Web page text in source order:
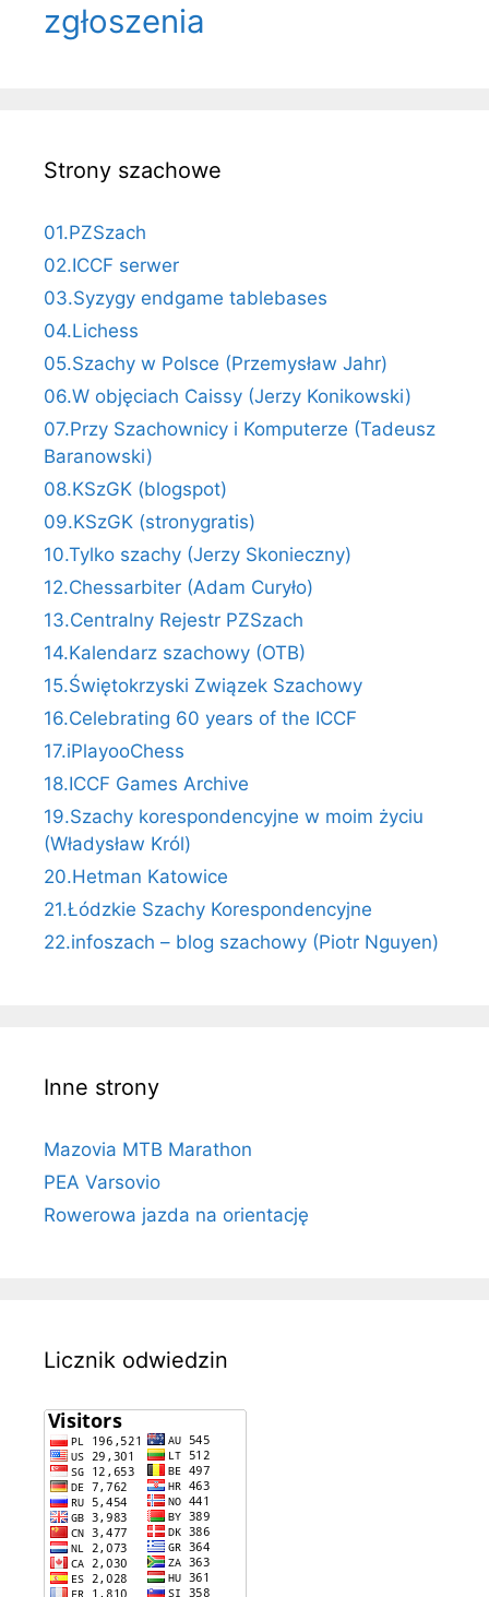
zgłoszenia
Strony szachowe
01.PZSzach
02.ICCF serwer
03.Syzygy endgame tablebases
04.Lichess
05.Szachy w Polsce (Przemysław Jahr)
06.W objęciach Caissy (Jerzy Konikowski)
07.Przy Szachownicy i Komputerze (Tadeusz
Baranowski)
08.KSzGK (blogspot)
09.KSzGK (stronygratis)
10.Tylko szachy (Jerzy Skonieczny)
12.Chessarbiter (Adam Curyło)
13.Centralny Rejestr PZSzach
14.Kalendarz szachowy (OTB)
15.Świętokrzyski Związek Szachowy
16.Celebrating 60 years of the ICCF
17.iPlayooChess
18.ICCF Games Archive
19.Szachy korespondencyjne w moim życiu
(Władysław Król)
20.Hetman Katowice
21.Łódzkie Szachy Korespondencyjne
22.infoszach – blog szachowy (Piotr Nguyen)
Inne strony
Mazovia MTB Marathon
PEA Varsovio
Rowerowa jazda na orientację
Licznik odwiedzin